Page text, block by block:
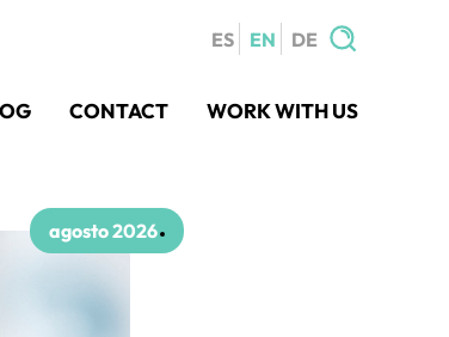
ES EN DE
CONTACT WORK WITH US
agosto 2026